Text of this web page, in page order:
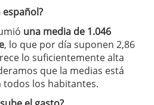
una media de 1.046
, lo que por día suponen 2,86
lo suficientemente alta
que la medias está
todos los habitantes.